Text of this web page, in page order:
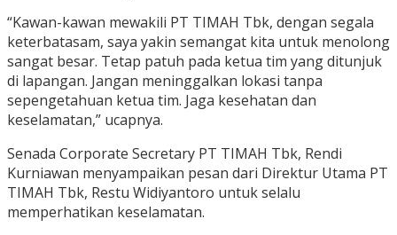
“Kawan-kawan mewakili PT TIMAH Tbk, dengan segala
keterbatasam, saya yakin semangat kita untuk menolong
sangat besar. Tetap patuh pada ketua tim yang ditunjuk
di lapangan. Jangan meninggalkan lokasi tanpa
sepengetahuan ketua tim. Jaga kesehatan dan
keselamatan,” ucapnya.
Senada Corporate Secretary PT TIMAH Tbk, Rendi
Kurniawan menyampaikan pesan dari Direktur Utama PT
TIMAH Tbk, Restu Widiyantoro untuk selalu
memperhatikan keselamatan.